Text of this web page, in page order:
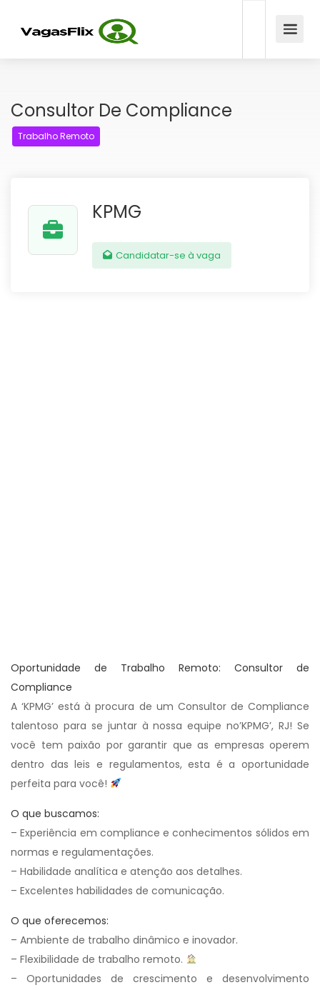
Consultor De Compliance
Trabalho Remoto
KPMG
Candidatar-se à vaga
Oportunidade de Trabalho Remoto: Consultor de
Compliance
A ‘KPMG’ está à procura de um Consultor de Compliance
talentoso para se juntar à nossa equipe no’KPMG’, RJ! Se
você tem paixão por garantir que as empresas operem
dentro das leis e regulamentos, esta é a oportunidade
perfeita para você!
O que buscamos:
– Experiência em compliance e conhecimentos sólidos em
normas e regulamentações.
– Habilidade analítica e atenção aos detalhes.
– Excelentes habilidades de comunicação.
O que oferecemos:
– Ambiente de trabalho dinâmico e inovador.
– Flexibilidade de trabalho remoto.
– Oportunidades de crescimento e desenvolvimento